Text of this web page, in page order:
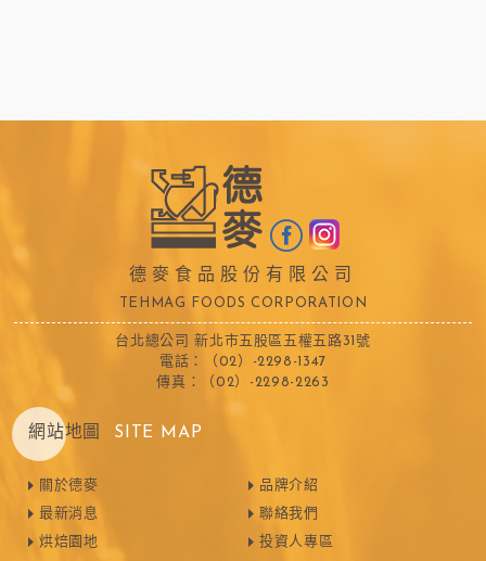
德麥食品股份有限公司
TEHMAG FOODS CORPORATION
台北總公司 新北市五股區五權五路31號
電話：（02）-2298-1347
傳真：（02）-2298-2263
網站地圖 SITE MAP
關於德麥
最新消息
烘焙園地
品牌介紹
聯絡我們
投資人專區